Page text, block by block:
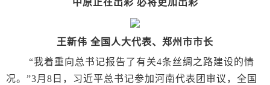
中原正在出彩 必将更加出彩
王新伟 全国人大代表、郑州市市长
“我着重向总书记报告了有关4条丝绸之路建设的情
况。”3月8日，习近平总书记参加河南代表团审议，全国